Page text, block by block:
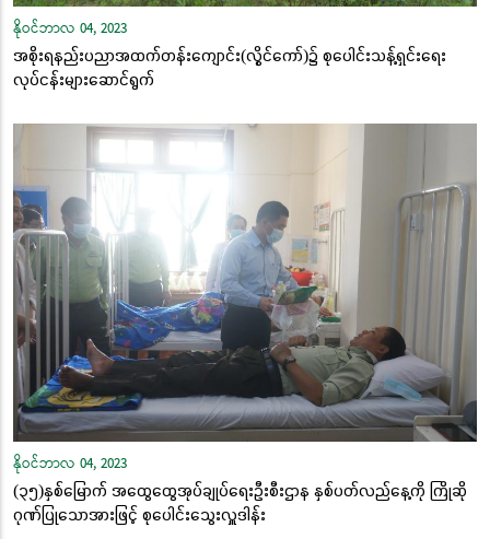
နိုဝင်ဘာလ 04, 2023
အစိုးရနည်းပညာအထက်တန်းကျောင်း(လွိုင်ကော်)၌ စုပေါင်းသန့်ရှင်းရေး
လုပ်ငန်းများဆောင်ရွက်
နိုဝင်ဘာလ 04, 2023
(၃၅)နှစ်မြောက် အထွေထွေအုပ်ချုပ်ရေးဦးစီးဌာန နှစ်ပတ်လည်နေ့ကို ကြိုဆို
ဂုဏ်ပြုသောအားဖြင့် စုပေါင်းသွေးလှူဒါန်း